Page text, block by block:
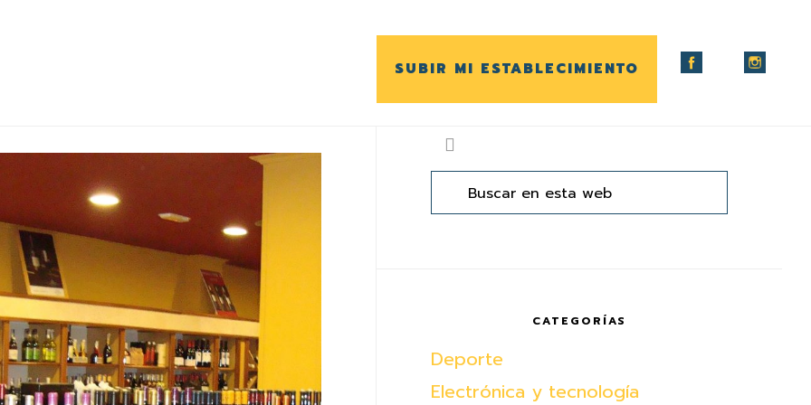
SUBIR MI ESTABLECIMIENTO
Barra
lateral
principal
Buscar
en
web
CATEGORÍAS
Deporte
Electrónica y tecnología